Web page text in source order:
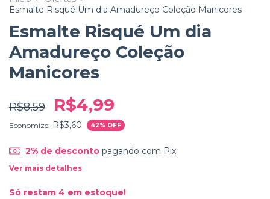
Esmalte Risqué Um dia Amadureço Coleção Manicores
Esmalte Risqué Um dia
Amadureço Coleção
Manicores
R$8,59 R$4,99
Economize: R$3,60 42% OFF
2% de descontopagando com Pix
Ver mais detalhes
Só restam 4 em estoque!